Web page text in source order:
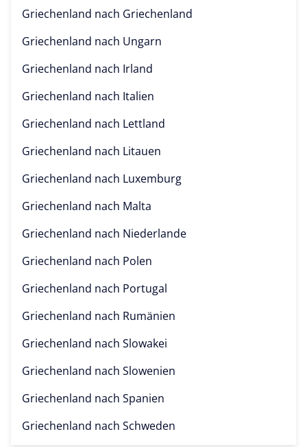
Griechenland nach Griechenland
Griechenland nach Ungarn
Griechenland nach Irland
Griechenland nach Italien
Griechenland nach Lettland
Griechenland nach Litauen
Griechenland nach Luxemburg
Griechenland nach Malta
Griechenland nach Niederlande
Griechenland nach Polen
Griechenland nach Portugal
Griechenland nach Rumänien
Griechenland nach Slowakei
Griechenland nach Slowenien
Griechenland nach Spanien
Griechenland nach Schweden